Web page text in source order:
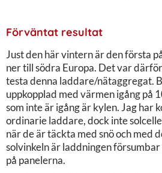
Förväntat resultat
Just den här vintern är den första
ner till södra Europa. Det var
testa denna laddare/nätaggregat.
uppkopplad med värmen igång på
som inte är igång är kylen. Jag har
ordinarie laddare, dock inte
när de är täckta med snö och med
solvinkeln är laddningen
på panelerna.